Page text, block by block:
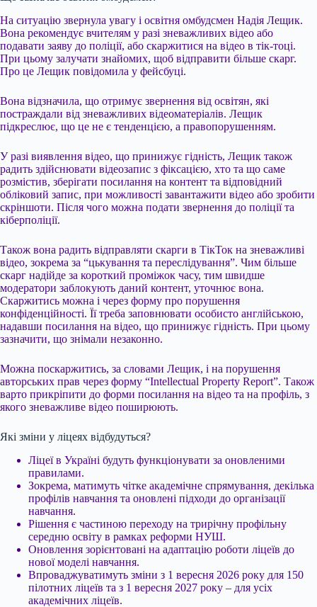
На ситуацію звернула увагу і освітня омбудсмен Надія Лещик.
Вона рекомендує вчителям у разі зневажливих відео або
подавати заяву до поліції, або скаржитися на відео в тік-тоці.
При цьому залучати знайомих, щоб відправити більше скарг.
Про це Лещик повідомила у фейсбуці.
Вона відзначила, що отримує звернення від освітян, які
постраждали від зневажливих відеоматеріалів. Лещик
підкреслює, що це не є тенденцією, а правопорушенням.
У разі виявлення відео, що принижує гідність, Лещик також
радить здійснювати відеозапис з фіксацією, хто та що саме
розмістив, зберігати посилання на контент та відповідний
обліковий запис, при можливості завантажити відео або зробити
скріншоти. Після чого можна подати звернення до поліції та
кіберполіції.
Також вона радить відправляти скарги в ТікТок на зневажливі
відео, зокрема за “цькування та переслідування”. Чим більше
скарг надійде за короткий проміжок часу, тим швидше
модератори заблокують даний контент, уточнює вона.
Скаржитись можна і через форму про порушення
конфіденційності. Її треба заповнювати особисто англійською,
надавши посилання на відео, що принижує гідність. При цьому
зазначити, що знімали незаконно.
Можна поскаржитись, за словами Лещик, і на порушення
авторських прав через форму “Intellectual Property Report”. Також
варто прикріпити до форми посилання на відео та на профіль, з
якого зневажливе відео поширюють.
Які зміни у ліцеях відбудуться?
Ліцеї в Україні будуть функціонувати за оновленими
правилами.
Зокрема, матимуть чітке академічне спрямування, декілька
профілів навчання та оновлені підходи до організації
навчання.
Рішення є частиною переходу на трирічну профільну
середню освіту в рамках реформи НУШ.
Оновлення зорієнтовані на адаптацію роботи ліцеїв до
нової моделі навчання.
Впроваджуватимуть зміни з 1 вересня 2026 року для 150
пілотних ліцеїв та з 1 вересня 2027 року – для усіх
академічних ліцеїв.